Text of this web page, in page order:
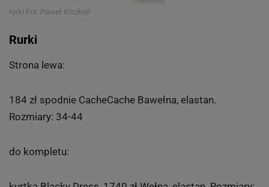
rurki Fot. Paweł Kiszkiel
Rurki
Strona lewa:
184 zł spodnie CacheCache Bawełna, elastan.
Rozmiary: 34-44
do kompletu: